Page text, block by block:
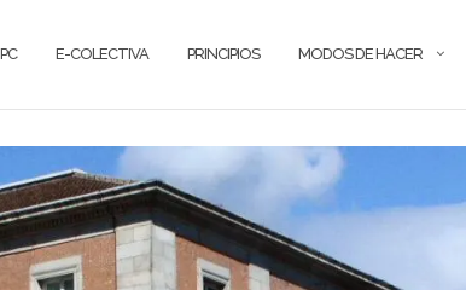
E-COLECTIVA PRINCIPIOS MODOS DE HACER